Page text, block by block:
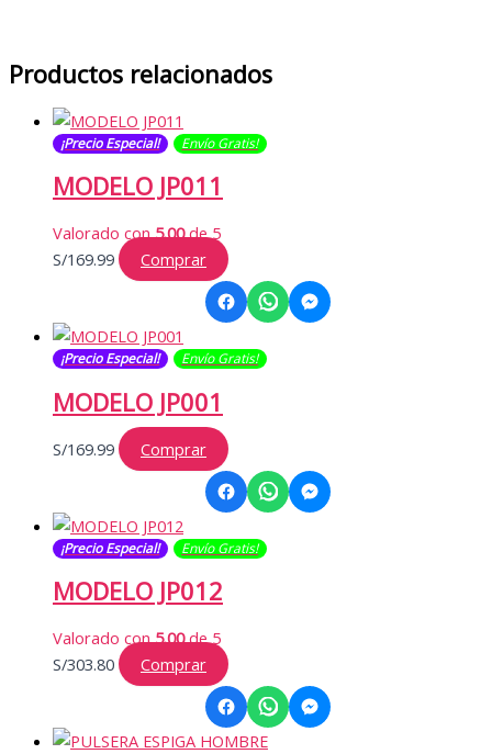
Productos relacionados
¡Precio Especial! Envío Gratis​​​!
MODELO JP011
Valorado con5.00de 5
S/169.99 Comprar
¡Precio Especial! Envío Gratis​​​!
MODELO JP001
S/169.99 Comprar
¡Precio Especial! Envío Gratis​​​!
MODELO JP012
Valorado con5.00de 5
S/303.80 Comprar